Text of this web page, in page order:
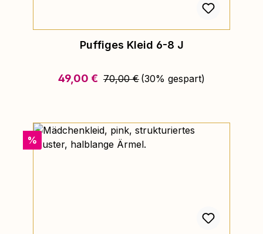
Puffiges Kleid 6-8 J
Verkaufspreis:
49,00 € Regulärer Preis:
70,00 € (30% gespart)
Rabatt
%